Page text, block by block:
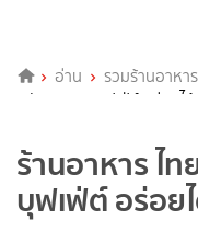
อ่าน รวมร้านอาหา
พลัส 60/40 บุฟเฟ่ต์ อร่อยได้
ร้านอาหาร ไ
บุฟเฟ่ต์ อร่อย